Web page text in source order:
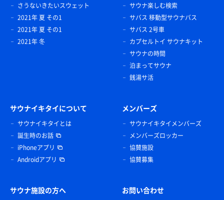
さうないきたいスウェット
2021年 夏 その1
2021年 夏 その1
2021年 冬
サウナ楽しむ検索
サバス 移動型サウナバス
サバス 2号車
カプセルトイ サウナキット
サウナの時間
泊まってサウナ
銭湯サ活
サウナイキタイについて
サウナイキタイとは
誕生時のお話
iPhoneアプリ
Androidアプリ
メンバーズ
サウナイキタイメンバーズ
メンバーズロッカー
協賛施設
協賛募集
サウナ施設の方へ お問い合わせ